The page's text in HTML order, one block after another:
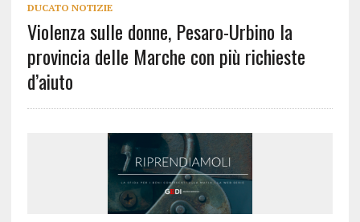
DUCATO NOTIZIE
Violenza sulle donne, Pesaro-Urbino la
provincia delle Marche con più richieste
d’aiuto